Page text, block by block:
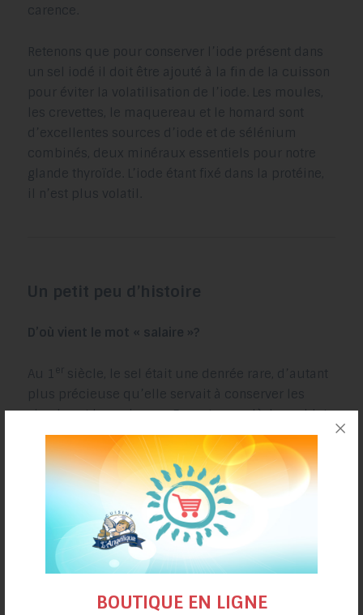
carence.
Retenons que pour conserver l’iode présent dans
un sel iodé il doit être ajouté à la fin de la cuisson
pour éviter la volatilisation de l’iode. Les moules,
les crevettes, le maquereau et le homard sont
d’excellentes sources d’iode et de sélénium
combinés, deux minéraux essentiels pour notre
glande thyroïde. L’iode étant fixé dans la protéine,
il n’est plus volatil.
Un petit peu d’histoire
D’où vient le mot « salaire »?
Au 1
siècle, le sel était une denrée rare, d’autant
plus précieuse qu’elle servait à conserver les
viandes et les poissons. En ce temps-là, les soldats
de l’Empire romain étaient alors rémunérés avec
des portions de sel du nom de «salarium». Quant
aux Tibétains et aux Éthiopiens, ils se servaient du
sel comme monnaie d’échange ou comme
récompense.
BOUTIQUE EN LIGNE